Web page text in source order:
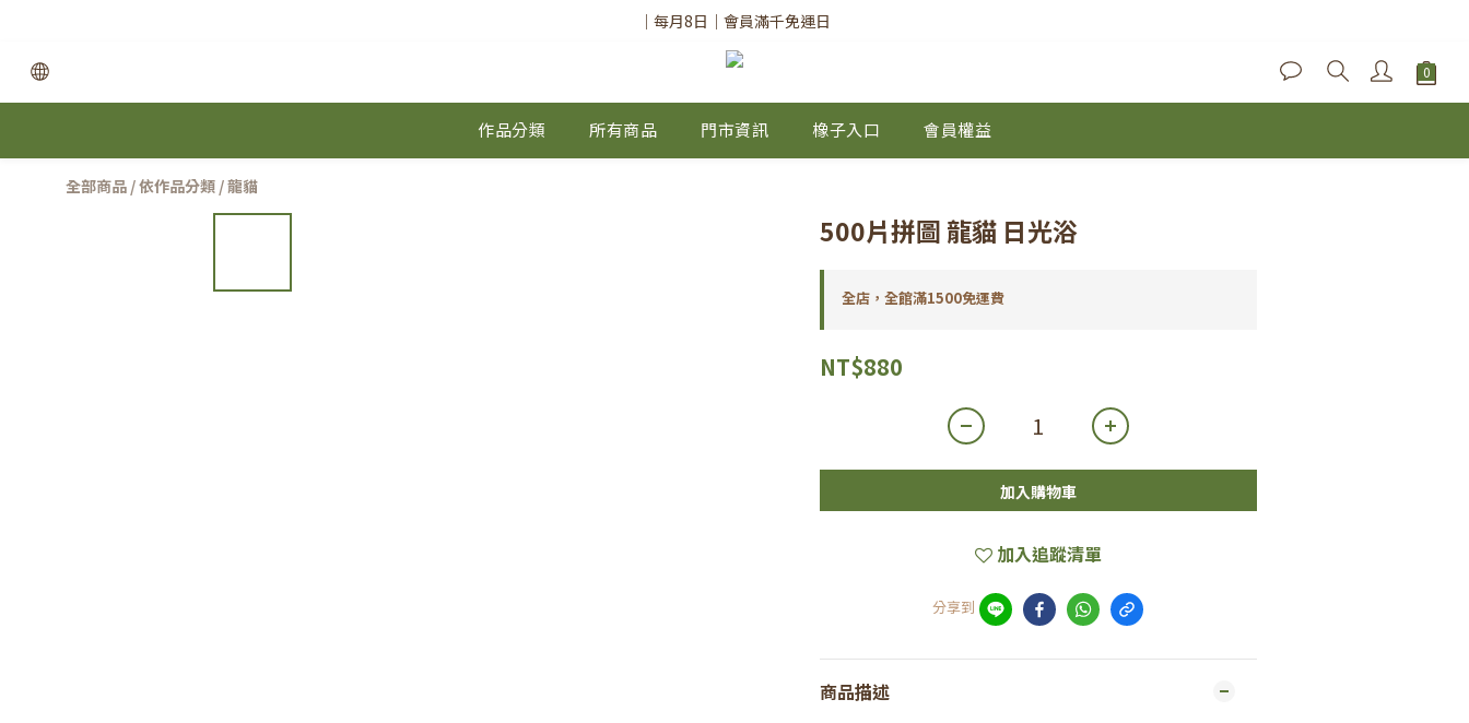
✨註冊會員請務必填寫「真實姓名」
｜每月8日｜會員滿千免運日
✨註冊會員請務必填寫「真實姓名」
作品分類 所有商品 門市資訊 橡子入口 會員權益
全部商品 /依作品分類 /龍貓
500片拼圖 龍貓 日光浴
全店，全館滿1500免運費
NT$880
加入購物車
加入追蹤清單
分享到
商品描述